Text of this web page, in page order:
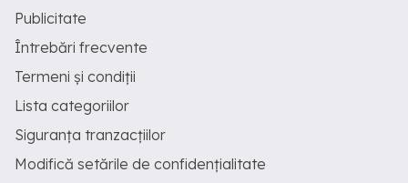
Publicitate
Întrebări frecvente
Termeni și condiții
Lista categoriilor
Siguranța tranzacțiilor
Modifică setările de confidențialitate